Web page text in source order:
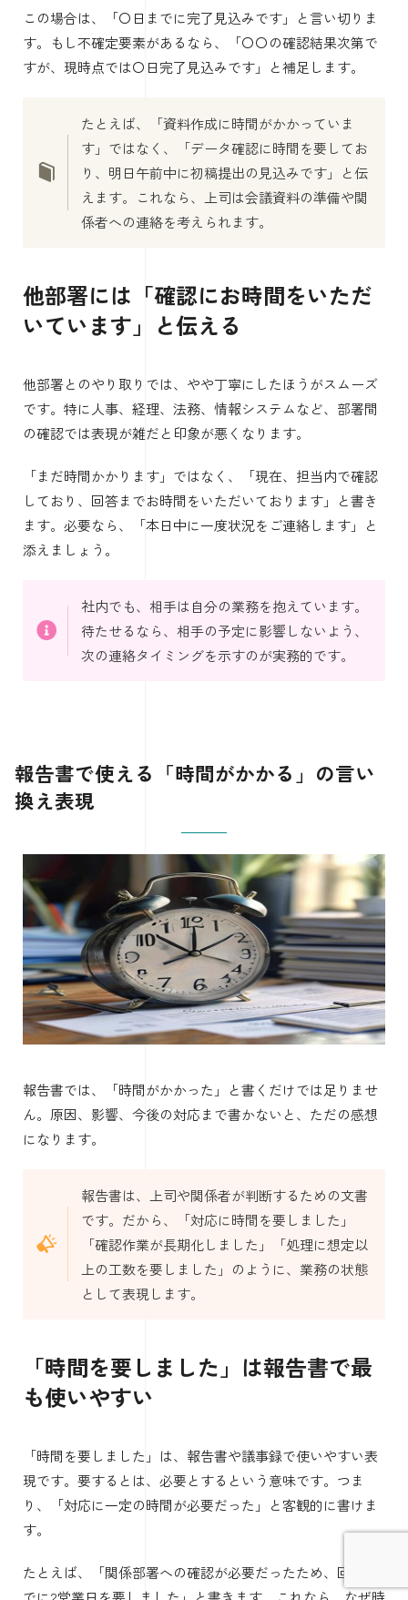
この場合は、「〇日までに完了見込みです」と言い切りま
す。もし不確定要素があるなら、「〇〇の確認結果次第で
すが、現時点では〇日完了見込みです」と補足します。
たとえば、「資料作成に時間がかかっていま
す」ではなく、「データ確認に時間を要してお
り、明日午前中に初稿提出の見込みです」と伝
えます。これなら、上司は会議資料の準備や関
係者への連絡を考えられます。
他部署には「確認にお時間をいただ
いています」と伝える
他部署とのやり取りでは、やや丁寧にしたほうがスムーズ
です。特に人事、経理、法務、情報システムなど、部署間
の確認では表現が雑だと印象が悪くなります。
「まだ時間かかります」ではなく、「現在、担当内で確認
しており、回答までお時間をいただいております」と書き
ます。必要なら、「本日中に一度状況をご連絡します」と
添えましょう。
社内でも、相手は自分の業務を抱えています。
待たせるなら、相手の予定に影響しないよう、
次の連絡タイミングを示すのが実務的です。
報告書で使える「時間がかかる」の言い
換え表現
報告書では、「時間がかかった」と書くだけでは足りませ
ん。原因、影響、今後の対応まで書かないと、ただの感想
になります。
報告書は、上司や関係者が判断するための文書
です。だから、「対応に時間を要しました」
「確認作業が長期化しました」「処理に想定以
上の工数を要しました」のように、業務の状態
として表現します。
「時間を要しました」は報告書で最
も使いやすい
「時間を要しました」は、報告書や議事録で使いやすい表
現です。要するとは、必要とするという意味です。つま
り、「対応に一定の時間が必要だった」と客観的に書けま
す。
たとえば、「関係部署への確認が必要だったため、回答ま